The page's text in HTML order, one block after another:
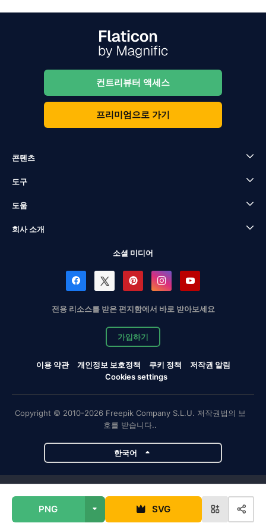
PNG SVG
컨트리뷰터 액세스
프리미엄으로 가기
콘텐츠
도구
도움
회사 소개
소셜 미디어
전용 리소스를 받은 편지함에서 바로 받아보세요
가입하기
이용 약관 개인정보 보호정책 쿠키 정책
저작권 알림
Cookies settings
Copyright © 2010-2026 Freepik Company S.L.U. 저작권법의 보
호를 받습니다..
한국어